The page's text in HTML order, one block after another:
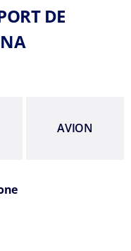
DE
AVION